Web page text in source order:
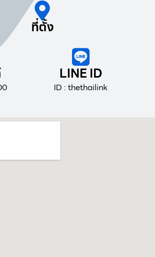
ที่ตั้ง
LINE ID
ID : thethailink